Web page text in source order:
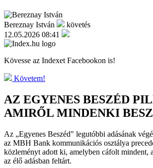
Bereznay István
követés
12.05.2026 08:41
Kövesse az Indexet Facebookon is!
Követem!
AZ EGYENES BESZÉD
AMIRŐL MINDENKI
Az „Egyenes Beszéd" legutóbbi adásának
az MBH Bank kommunikációs osztálya
közleményt adott ki, amelyben cáfolt mindent,
az élő adásban feltárt.